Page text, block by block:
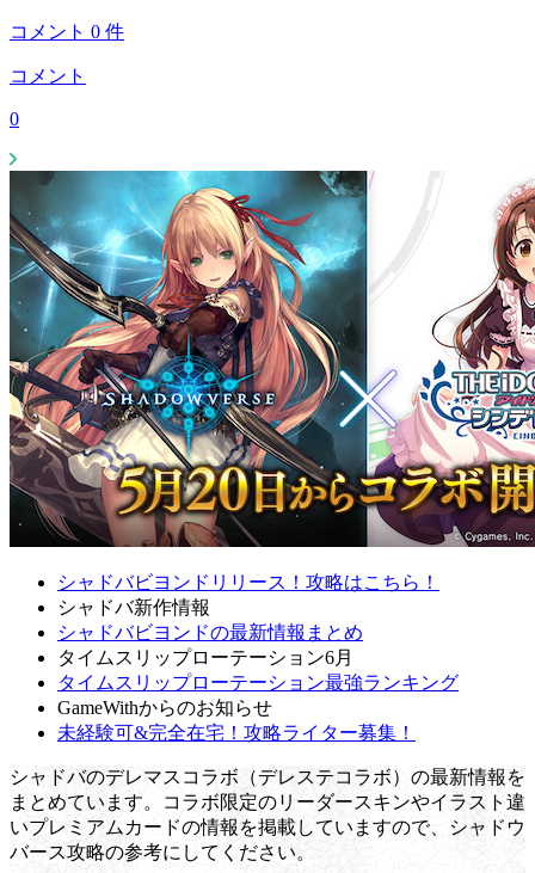
コメント 0 件
コメント
0
シャドバビヨンドリリース！攻略はこちら！
シャドバ新作情報
シャドバビヨンドの最新情報まとめ
タイムスリップローテーション6月
タイムスリップローテーション最強ランキング
GameWithからのお知らせ
未経験可&完全在宅！攻略ライター募集！
シャドバのデレマスコラボ（デレステコラボ）の最新情報を
まとめています。コラボ限定のリーダースキンやイラスト違
いプレミアムカードの情報を掲載していますので、シャドウ
バース攻略の参考にしてください。